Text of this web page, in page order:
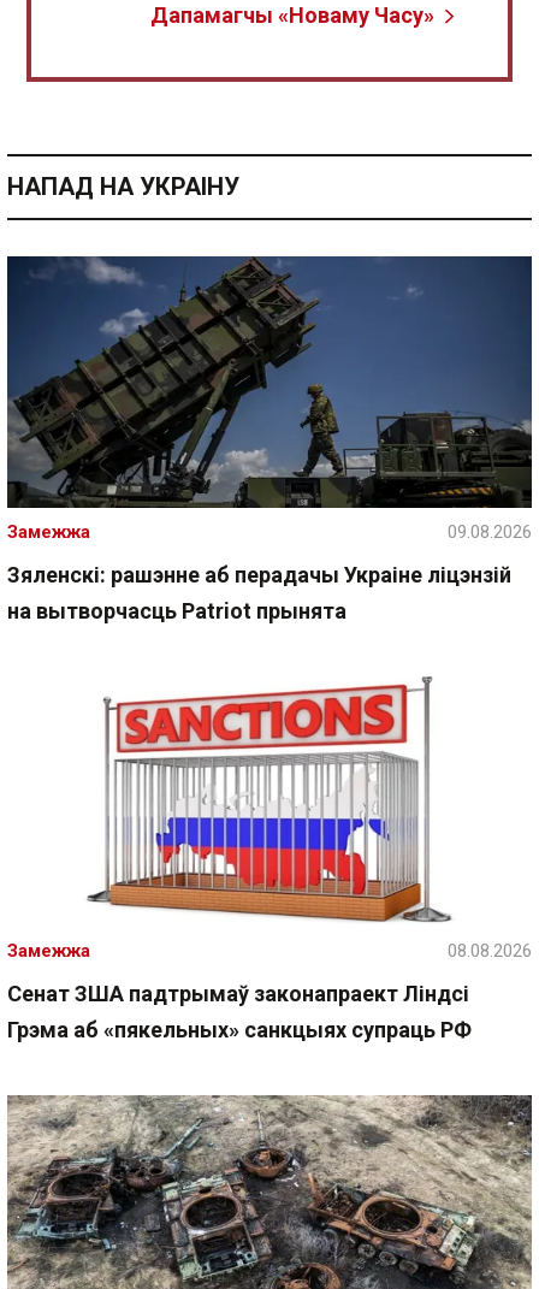
Дапамагчы «Новаму Часу»
НАПАД НА УКРАІНУ
Зяленскі: рашэнне аб перадачы Украіне ліцэнзій
на вытворчасць Patriot прынята
Замежжа 09.08.2026
Сенат ЗША падтрымаў законапраект Ліндсі
Грэма аб «пякельных» санкцыях супраць РФ
Замежжа 08.08.2026